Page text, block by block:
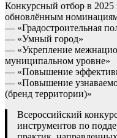
Конкурсный отбор в 2025
обновлённым
— «Градостроительная
— «Умный город»
— «Укрепление
муниципальном уровне»
— «Повышение
— «Повышение
(бренд территории)»
Всероссийский
инструментов по